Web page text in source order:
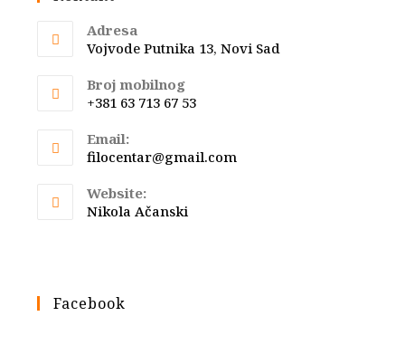
Adresa
Vojvode Putnika 13, Novi Sad
Broj mobilnog
+381 63 713 67 53
Email:
filocentar@gmail.com
Website:
Nikola Ačanski
Facebook